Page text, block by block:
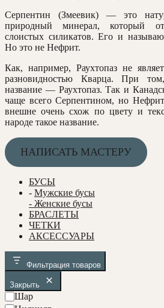
Серпентин (Змеевик) — это
природный минерал, который
слоистых силикатов. Его и
Но это не Нефрит.
Как, например, Раухтопаз не
разновидностью Кварца. При
название — Раухтопаз. Так и
чаще всего Серпентином, но
внешне очень схож по цвету и
народе такое название.
НАПИСАТЬ МАСТЕРУ
БУСЫ
- Мужские бусы
- Женские бусы
БРАСЛЕТЫ
ЧЕТКИ
АКСЕССУАРЫ
Фильтрация товаров
Закрыть
Ф Шар